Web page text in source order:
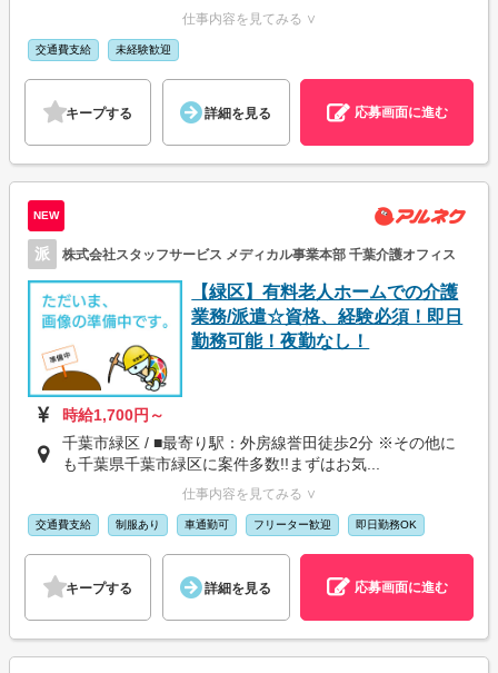
仕事内容を見てみる ∨
交通費支給 未経験歓迎
キープする 詳細を見る 応募画面に進む
NEW
派 株式会社スタッフサービス メディカル事業本部 千葉介護オフィス
【緑区】有料老人ホームでの介護
業務/派遣☆資格、経験必須！即日
勤務可能！夜勤なし！
時給1,700円～
千葉市緑区 / ■最寄り駅：外房線誉田徒歩2分 ※その他に
も千葉県千葉市緑区に案件多数!!まずはお気...
仕事内容を見てみる ∨
交通費支給 制服あり 車通勤可 フリーター歓迎 即日勤務OK
キープする 詳細を見る 応募画面に進む